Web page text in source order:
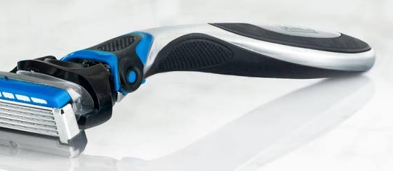
舒柔
舒絲
除毛知識
私密處除毛怎麼做？3...
產品購買相關資訊
找不到你要的替換刀片嗎
問答主頁